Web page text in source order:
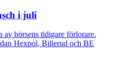
i juli
börsens tidigare förlorare.
Hexpol, Billerud och BE